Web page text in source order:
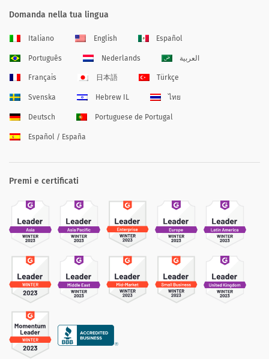
Domanda nella tua lingua
Italiano English Español
Português Nederlands العربية
Français 日本語 Türkçe
Svenska Hebrew IL ไทย
Deutsch Portuguese de Portugal
Español / España
Premi e certificati